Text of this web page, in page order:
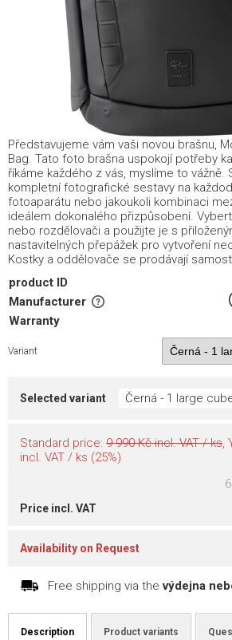
Představujeme vám vaši novou brašnu,
Bag. Tato foto brašna uspokojí potřeby
říkáme každého z vás, myslíme to vážně.
kompletní fotografické sestavy na
fotoaparátu nebo jakoukoli kombinaci
ideálem dokonalého přizpůsobení.
nebo rozdělovači a použijte je s
nastavitelných přepážek pro vytvoření
Kostky a oddělovače se prodávají
product ID
Manufacturer
Warranty
Variant
Selected variant Černá - 1 large
Standard price: 9 990 Kč incl. VAT / ks,
incl. VAT / ks (25%)
Price incl. VAT
Availability on Request
Free shipping via thevýdejna
Description Product variants